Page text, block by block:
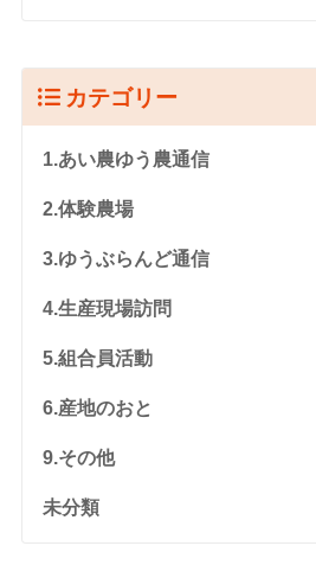
カテゴリー
1.あい農ゆう農通信
2.体験農場
3.ゆうぶらんど通信
4.生産現場訪問
5.組合員活動
6.産地のおと
9.その他
未分類